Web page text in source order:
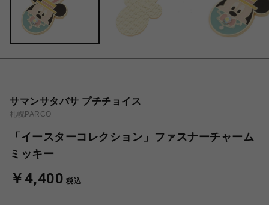
サマンサタバサ プチチョイス
札幌PARCO
「イースターコレクション」ファスナーチャーム
ミッキー
￥4,400 税込